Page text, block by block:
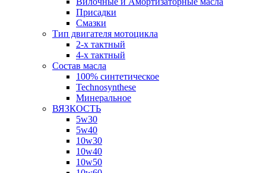
Присадки
Смазки
Тип двигателя мотоцикла
2-х тактный
4-х тактный
Состав масла
100% синтетическое
Technosynthese
Минеральное
ВЯЗКОСТЬ
5w30
5w40
10w30
10w40
10w50